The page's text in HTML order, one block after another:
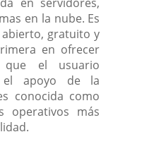
en la nube. Es
gratuito y
en ofrecer
que el usuario
el apoyo de la
conocida como
operativos más